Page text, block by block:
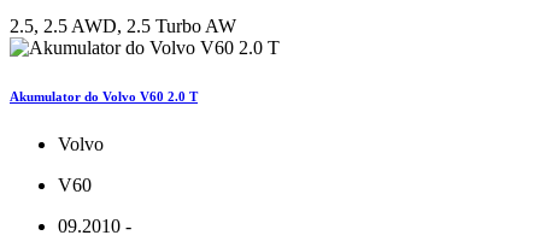
2.5, 2.5 AWD, 2.5 Turbo AW
Akumulator do Volvo V60 2.0 T
Volvo
V60
09.2010 -